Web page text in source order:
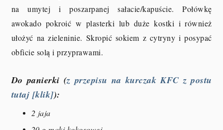
na umytej i poszarpanej sałacie/kapuście. Połówkę
awokado pokroić w plasterki lub duże kostki i również
ułożyć na zieleninie. Skropić sokiem z cytryny i posypać
obficie solą i przyprawami.
Do panierki (z przepisu na kurczak KFC z postu
tutaj [klik]):
2 jaja